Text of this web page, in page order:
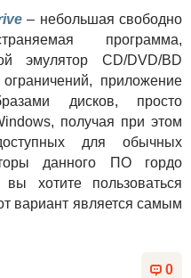
– небольшая свободно
программа,
эмулятор CD/DVD/BD
приложение
дисков, просто
получая при этом
для обычных
данного ПО гордо
хотите пользоваться
вариант является самым
0